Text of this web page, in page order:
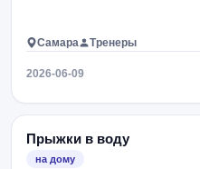
Самара Тренеры
2026-06-09
Прыжки в воду
на дому